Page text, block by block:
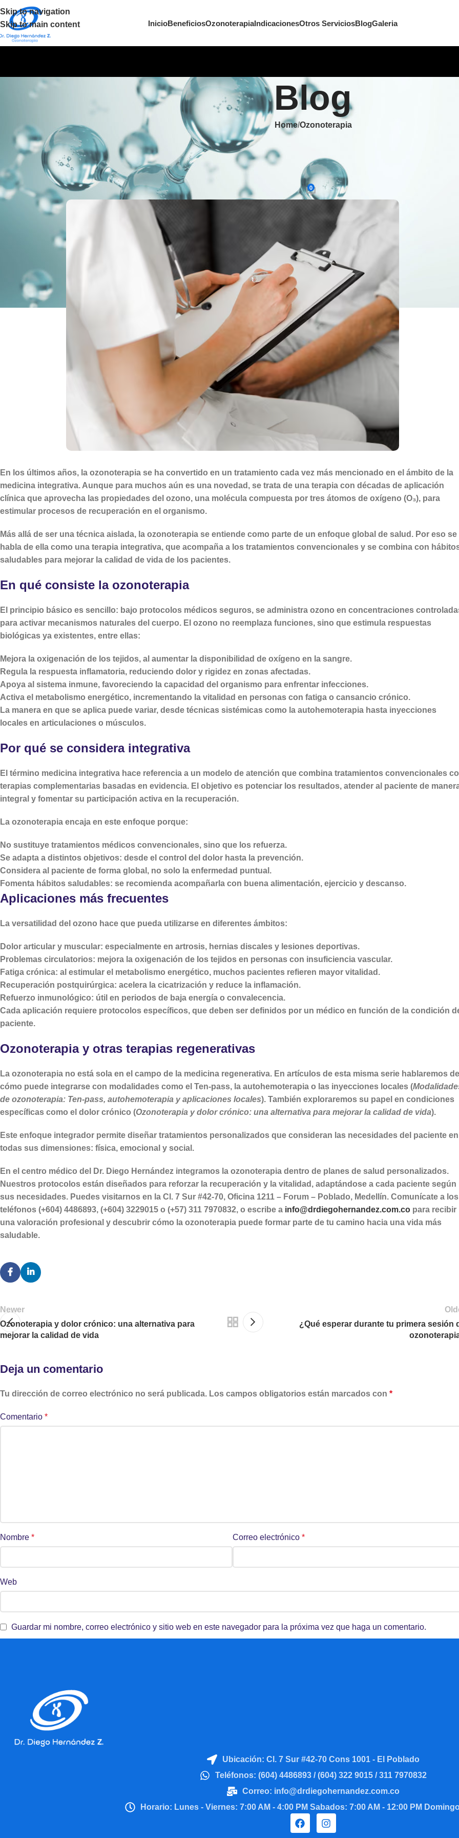
Skip to navigation
Skip to main content
InicioBeneficiosOzonoterapiaIndicacionesOtros ServiciosBlogGaleria
Blog
Home Ozonoterapia
OZONOTERAPIA
Qué es la ozonoterapia y por qué se considera una terapia
integrativa
Posted by On octubre 2, 2025
0
En los últimos años, la ozonoterapia se ha convertido en un tratamiento cada vez más mencionado en el ámbito de la
medicina integrativa. Aunque para muchos aún es una novedad, se trata de una terapia con décadas de aplicación
clínica que aprovecha las propiedades del ozono, una molécula compuesta por tres átomos de oxígeno (O₃), para
estimular procesos de recuperación en el organismo.
Más allá de ser una técnica aislada, la ozonoterapia se entiende como parte de un enfoque global de salud. Por eso se
habla de ella como una terapia integrativa, que acompaña a los tratamientos convencionales y se combina con
saludables para mejorar la calidad de vida de los pacientes.
En qué consiste la ozonoterapia
El principio básico es sencillo: bajo protocolos médicos seguros, se administra ozono en concentraciones
para activar mecanismos naturales del cuerpo. El ozono no reemplaza funciones, sino que estimula respuestas
biológicas ya existentes, entre ellas:
Mejora la oxigenación de los tejidos, al aumentar la disponibilidad de oxígeno en la sangre.
Regula la respuesta inflamatoria, reduciendo dolor y rigidez en zonas afectadas.
Apoya al sistema inmune, favoreciendo la capacidad del organismo para enfrentar infecciones.
Activa el metabolismo energético, incrementando la vitalidad en personas con fatiga o cansancio crónico.
La manera en que se aplica puede variar, desde técnicas sistémicas como la autohemoterapia hasta inyecciones
locales en articulaciones o músculos.
Por qué se considera integrativa
El término medicina integrativa hace referencia a un modelo de atención que combina tratamientos convencionales
terapias complementarias basadas en evidencia. El objetivo es potenciar los resultados, atender al paciente de
integral y fomentar su participación activa en la recuperación.
La ozonoterapia encaja en este enfoque porque:
No sustituye tratamientos médicos convencionales, sino que los refuerza.
Se adapta a distintos objetivos: desde el control del dolor hasta la prevención.
Considera al paciente de forma global , no solo la enfermedad puntual.
Fomenta hábitos saludables: se recomienda acompañarla con buena alimentación, ejercicio y descanso.
Aplicaciones más frecuentes
La versatilidad del ozono hace que pueda utilizarse en diferentes ámbitos:
Dolor articular y muscular: especialmente en artrosis, hernias discales y lesiones deportivas.
Problemas circulatorios: mejora la oxigenación de los tejidos en personas con insuficiencia vascular.
Fatiga crónica: al estimular el metabolismo energético, muchos pacientes refieren mayor vitalidad.
Recuperación postquirúrgica: acelera la cicatrización y reduce la inflamación.
Refuerzo inmunológico: útil en periodos de baja energía o convalecencia.
Cada aplicación requiere protocolos específicos, que deben ser definidos por un médico en función de la condición
paciente.
Ozonoterapia y otras terapias regenerativas
La ozonoterapia no está sola en el campo de la medicina regenerativa. En artículos de esta misma serie hablaremos de
cómo puede integrarse con modalidades como el Ten-pass, la autohemoterapia o las inyecciones locales (
de ozonoterapia: Ten-pass, autohemoterapia y aplicaciones locales). También exploraremos su papel en condiciones
específicas como el dolor crónico (Ozonoterapia y dolor crónico: una alternativa para mejorar la calidad de vida).
Este enfoque integrador permite diseñar tratamientos personalizados que consideran las necesidades del paciente en
todas sus dimensiones: física, emocional y social.
En el centro médico del Dr. Diego Hernández integramos la ozonoterapia dentro de planes de salud personalizados.
Nuestros protocolos están diseñados para reforzar la recuperación y la vitalidad, adaptándose a cada paciente según
sus necesidades. Puedes visitarnos en la Cl. 7 Sur #42-70, Oficina 1211 – Forum – Poblado, Medellín. Comunícate a los
teléfonos (+604) 4486893, (+604) 3229015 o (+57) 311 7970832, o escribe a info@drdiegohernandez.com.co para recibir
una valoración profesional y descubrir cómo la ozonoterapia puede formar parte de tu camino hacia una vida más
saludable.
Newer
Ozonoterapia y dolor crónico: una alternativa para
mejorar la calidad de vida
¿Qué esperar durante tu primera sesión
Deja un comentario
Tu dirección de correo electrónico no será publicada. Los campos obligatorios están marcados con *
Comentario *
Nombre * Correo electrónico*
Web
Guardar mi nombre, correo electrónico y sitio web en este navegador para la próxima vez que haga un comentario.
Ubicación: Cl. 7 Sur #42-70 Cons 1001 - El Poblado
Teléfonos: (604) 4486893 / (604) 322 9015 / 311 7970832
Correo: info@drdiegohernandez.com.co
Horario: Lunes - Viernes: 7:00 AM - 4:00 PM Sabados: 7:00 AM - 12:00 PM